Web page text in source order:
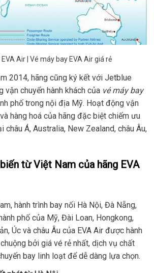
Air | Vé máy bay EVA Air giá rẻ
2014, hãng cũng ký kết với Jetblue
vận chuyển hành khách của vé máy bay
phố trong nội địa Mỹ. Hoạt động vận
hàng hoá của hãng đặc biệt chiếm ưu
châu Á, Australia, New Zealand, châu Âu,
từ Việt Nam của hãng EVA
hành trình bay nối Hà Nội, Đà Nẵng,
phố của Mỹ, Đài Loan, Hongkong,
Úc và châu Âu của EVA Air được hành
bởi giá vé rẻ nhất, dịch vụ chất
bay linh loạt để dễ dàng lựa chọn.